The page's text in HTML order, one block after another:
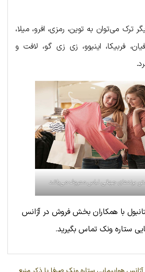
ترک می‌توان به توین، رمزی، افرو، میلا،
فربیکا، اینیوو، زی زی گو، لافت و
برندهای جهانی لباس معروف می‌باشد
با همکاران بخش فروش در آژانس
ستاره ونک تماس بگیرید.